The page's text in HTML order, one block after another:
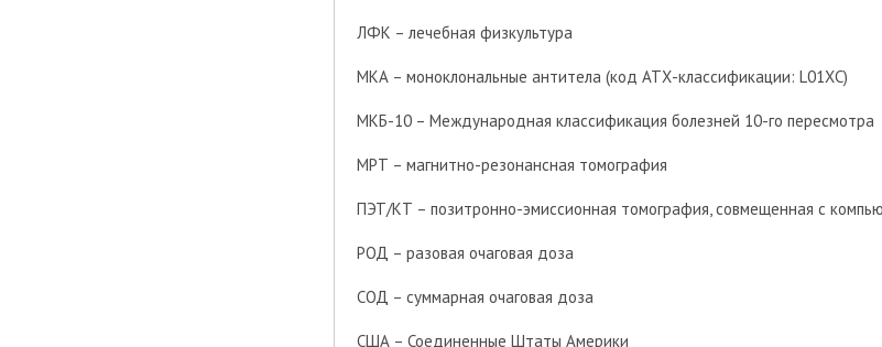
ЛФК – лечебная физкультура
МКА – моноклональные антитела (код АТХ-классификации: L01XС)
МКБ-10 – Международная классификация болезней 10-го пересмотра
МРТ – магнитно-резонансная томография
ПЭТ/КТ – позитронно-эмиссионная томография, совмещенная с
РОД – разовая очаговая доза
СОД – суммарная очаговая доза
США – Соединенные Штаты Америки